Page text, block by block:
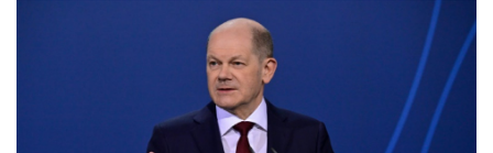
Trump spricht nach Ballsaal-Urteil von "nationaler Schande"
Abholzung im Amazonas auf niedrigstem Stand seit einem
Frei: Über Beteiligung an AfD-Regierung entscheidet nicht CDU